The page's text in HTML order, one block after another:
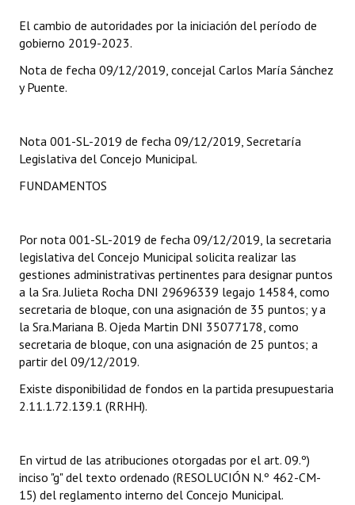
Digesto
Organigrama
Informes de Gestión
Actas de Sesión
Informes de Unidad Coordinadora
Ejecución Presupuestaria
Actas de Audiencias Públicas
Comunicaciones
Resoluciones
El cambio de autoridades por la iniciación del período de
gobierno 2019-2023.
Nota de fecha 09/12/2019, concejal Carlos María Sánchez
y Puente.
Nota 001-SL-2019 de fecha 09/12/2019, Secretaría
Legislativa del Concejo Municipal.
FUNDAMENTOS
Por nota 001-SL-2019 de fecha 09/12/2019, la secretaria
legislativa del Concejo Municipal solicita realizar las
gestiones administrativas pertinentes para designar puntos
a la Sra. Julieta Rocha DNI 29696339 legajo 14584, como
secretaria de bloque, con una asignación de 35 puntos; y a
la Sra.Mariana B. Ojeda Martin DNI 35077178, como
secretaria de bloque, con una asignación de 25 puntos; a
partir del 09/12/2019.
Existe disponibilidad de fondos en la partida presupuestaria
2.11.1.72.139.1 (RRHH).
En virtud de las atribuciones otorgadas por el art. 09.º)
inciso "g" del texto ordenado (RESOLUCIÓN N.º 462-CM-
15) del reglamento interno del Concejo Municipal.